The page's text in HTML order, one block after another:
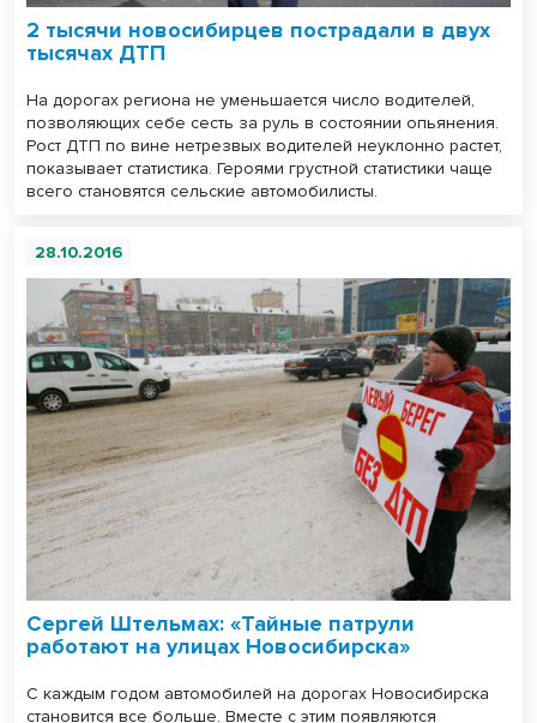
2 тысячи новосибирцев пострадали в двух
тысячах ДТП
На дорогах региона не уменьшается число водителей,
позволяющих себе сесть за руль в состоянии опьянения.
Рост ДТП по вине нетрезвых водителей неуклонно растет,
показывает статистика. Героями грустной статистики чаще
всего становятся сельские автомобилисты.
28.10.2016
Сергей Штельмах: «Тайные патрули
работают на улицах Новосибирска»
С каждым годом автомобилей на дорогах Новосибирска
становится все больше. Вместе с этим появляются